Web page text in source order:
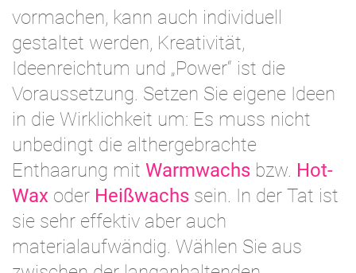
vormachen, kann auch individuell
gestaltet werden, Kreativität,
Ideenreichtum und „Power“ ist die
Voraussetzung. Setzen Sie eigene Ideen
in die Wirklichkeit um: Es muss nicht
unbedingt die althergebrachte
Enthaarung mit Warmwachs bzw. Hot-
Wax oder Heißwachs sein. In der Tat ist
sie sehr effektiv aber auch
materialaufwändig. Wählen Sie aus